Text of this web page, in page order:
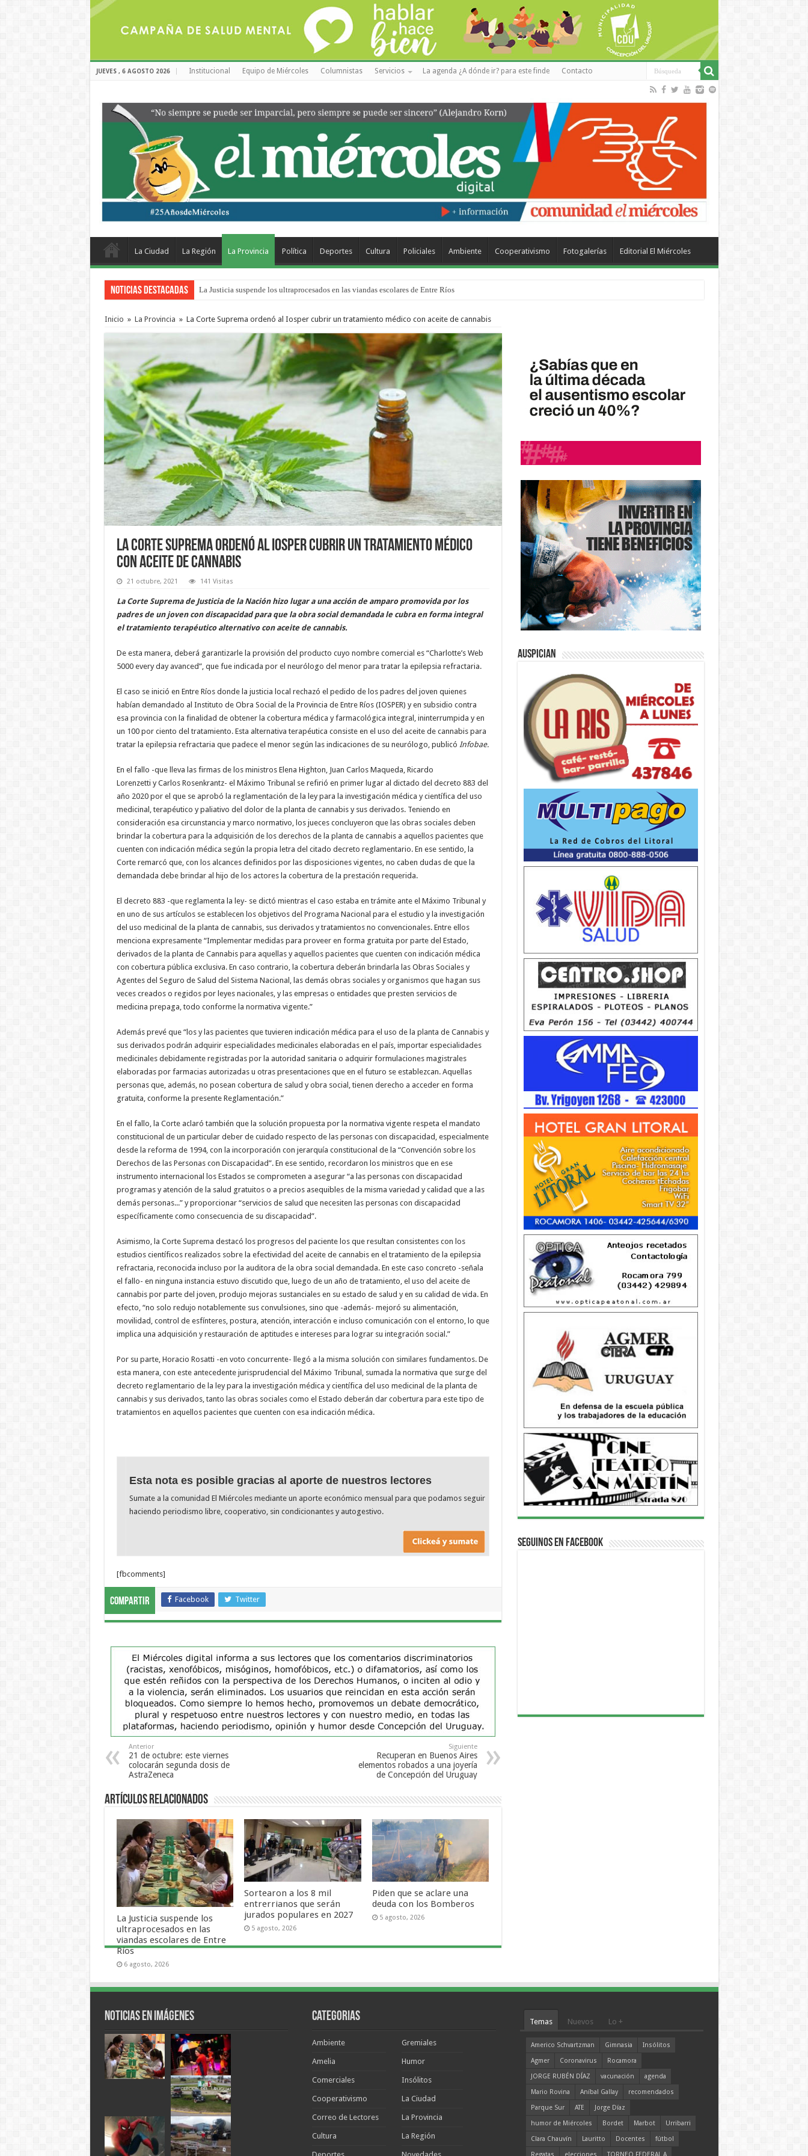
JUEVES , 6 AGOSTO 2026 Institucional Equipo de Miércoles Columnistas Servicios La agenda ¿A dónde ir? para este finde Contacto
La Ciudad La Región La Provincia Política Deportes Cultura Policiales Ambiente Cooperativismo Fotogalerías Editorial El Miércoles
Noticias Destacadas La Justicia suspende los ultraprocesados en las viandas escolares de Entre Ríos
Se presentará la obra “La Runfla de los Macanos”
Inicio » La Provincia » La Corte Suprema ordenó al Iosper cubrir un tratamiento médico con aceite de cannabis
La Corte Suprema ordenó al Iosper cubrir un tratamiento médico
con aceite de cannabis
21 octubre, 2021 141 Visitas
La Corte Suprema de Justicia de la Nación hizo lugar a una acción de amparo promovida por los
padres de un joven con discapacidad para que la obra social demandada le cubra en forma integral
el tratamiento terapéutico alternativo con aceite de cannabis.
De esta manera, deberá garantizarle la provisión del producto cuyo nombre comercial es “Charlotte’s Web
5000 every day avanced”, que fue indicada por el neurólogo del menor para tratar la epilepsia refractaria.
El caso se inició en Entre Ríos donde la justicia local rechazó el pedido de los padres del joven quienes
habían demandado al Instituto de Obra Social de la Provincia de Entre Ríos (IOSPER) y en subsidio contra
esa provincia con la finalidad de obtener la cobertura médica y farmacológica integral, ininterrumpida y en
un 100 por ciento del tratamiento. Esta alternativa terapéutica consiste en el uso del aceite de cannabis para
tratar la epilepsia refractaria que padece el menor según las indicaciones de su neurólogo, publicó Infobae.
En el fallo -que lleva las firmas de los ministros Elena Highton, Juan Carlos Maqueda, Ricardo
Lorenzetti y Carlos Rosenkrantz- el Máximo Tribunal se refirió en primer lugar al dictado del decreto 883 del
año 2020 por el que se aprobó la reglamentación de la ley para la investigación médica y científica del uso
medicinal, terapéutico y paliativo del dolor de la planta de cannabis y sus derivados. Teniendo en
consideración esa circunstancia y marco normativo, los jueces concluyeron que las obras sociales deben
brindar la cobertura para la adquisición de los derechos de la planta de cannabis a aquellos pacientes que
cuenten con indicación médica según la propia letra del citado decreto reglamentario. En ese sentido, la
Corte remarcó que, con los alcances definidos por las disposiciones vigentes, no caben dudas de que la
demandada debe brindar al hijo de los actores la cobertura de la prestación requerida.
El decreto 883 -que reglamenta la ley- se dictó mientras el caso estaba en trámite ante el Máximo Tribunal y
en uno de sus artículos se establecen los objetivos del Programa Nacional para el estudio y la investigación
del uso medicinal de la planta de cannabis, sus derivados y tratamientos no convencionales. Entre ellos
menciona expresamente “Implementar medidas para proveer en forma gratuita por parte del Estado,
derivados de la planta de Cannabis para aquellas y aquellos pacientes que cuenten con indicación médica
con cobertura pública exclusiva. En caso contrario, la cobertura deberán brindarla las Obras Sociales y
Agentes del Seguro de Salud del Sistema Nacional, las demás obras sociales y organismos que hagan sus
veces creados o regidos por leyes nacionales, y las empresas o entidades que presten servicios de
medicina prepaga, todo conforme la normativa vigente.”
Además prevé que “los y las pacientes que tuvieren indicación médica para el uso de la planta de Cannabis y
sus derivados podrán adquirir especialidades medicinales elaboradas en el país, importar especialidades
medicinales debidamente registradas por la autoridad sanitaria o adquirir formulaciones magistrales
elaboradas por farmacias autorizadas u otras presentaciones que en el futuro se establezcan. Aquellas
personas que, además, no posean cobertura de salud y obra social, tienen derecho a acceder en forma
gratuita, conforme la presente Reglamentación.”
En el fallo, la Corte aclaró también que la solución propuesta por la normativa vigente respeta el mandato
constitucional de un particular deber de cuidado respecto de las personas con discapacidad, especialmente
desde la reforma de 1994, con la incorporación con jerarquía constitucional de la “Convención sobre los
Derechos de las Personas con Discapacidad”. En ese sentido, recordaron los ministros que en ese
instrumento internacional los Estados se comprometen a asegurar “a las personas con discapacidad
programas y atención de la salud gratuitos o a precios asequibles de la misma variedad y calidad que a las
demás personas...” y proporcionar “servicios de salud que necesiten las personas con discapacidad
específicamente como consecuencia de su discapacidad”.
Asimismo, la Corte Suprema destacó los progresos del paciente los que resultan consistentes con los
estudios científicos realizados sobre la efectividad del aceite de cannabis en el tratamiento de la epilepsia
refractaria, reconocida incluso por la auditora de la obra social demandada. En este caso concreto -señala
el fallo- en ninguna instancia estuvo discutido que, luego de un año de tratamiento, el uso del aceite de
cannabis por parte del joven, produjo mejoras sustanciales en su estado de salud y en su calidad de vida. En
efecto, “no solo redujo notablemente sus convulsiones, sino que -además- mejoró su alimentación,
movilidad, control de esfínteres, postura, atención, interacción e incluso comunicación con el entorno, lo que
implica una adquisición y restauración de aptitudes e intereses para lograr su integración social.”
Por su parte, Horacio Rosatti -en voto concurrente- llegó a la misma solución con similares fundamentos. De
esta manera, con este antecedente jurisprudencial del Máximo Tribunal, sumada la normativa que surge del
decreto reglamentario de la ley para la investigación médica y científica del uso medicinal de la planta de
cannabis y sus derivados, tanto las obras sociales como el Estado deberán dar cobertura para este tipo de
tratamientos en aquellos pacientes que cuenten con esa indicación médica.
Esta nota es posible gracias al aporte de nuestros lectores
Sumate a la comunidad El Miércoles mediante un aporte económico mensual para que podamos seguir
haciendo periodismo libre, cooperativo, sin condicionantes y autogestivo.
[fbcomments]
Compartir Facebook Twitter
Anterior
21 de octubre: este viernes
colocarán segunda dosis de
AstraZeneca
Siguiente
Recuperan en Buenos Aires
elementos robados a una joyería
de Concepción del Uruguay
Artículos Relacionados
La Justicia suspende los
ultraprocesados en las
viandas escolares de Entre
Ríos
6 agosto, 2026
Sortearon a los 8 mil
entrerrianos que serán
jurados populares en 2027
5 agosto, 2026
Piden que se aclare una
deuda con los Bomberos
5 agosto, 2026
Auspician
Seguinos en Facebook
Noticias en Imágenes Categorias
Ambiente
Amelia
Comerciales
Cooperativismo
Correo de Lectores
Cultura
Gremiales
Humor
Insólitos
La Ciudad
La Provincia
La Región
Temas Nuevos Lo +
Americo Schvartzman Gimnasia
Insólitos
Agmer
Coronavirus
Rocamora
JORGE RUBÉN DÍAZ
vacunación
agenda
Mario Rovina
Aníbal Gallay
recomendados
Parque Sur
ATE
Jorge Díaz
humor de Miércoles
Bordet Marbot
Urribarri
Clara Chauvín
Lauritto Docentes
fútbol